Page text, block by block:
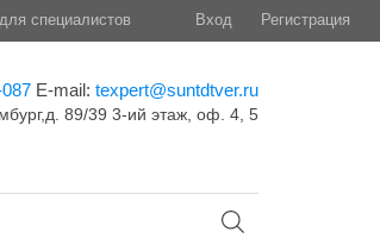
специалистов Вход Регистрация
E-mail: texpert@suntdtver.ru
89/39 3-ий этаж, оф. 4, 5